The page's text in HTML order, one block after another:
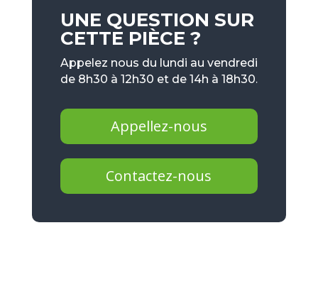
UNE QUESTION SUR
CETTE PIÈCE ?
Appelez nous du lundi au vendredi
de 8h30 à 12h30 et de 14h à 18h30.
Appellez-nous
Contactez-nous